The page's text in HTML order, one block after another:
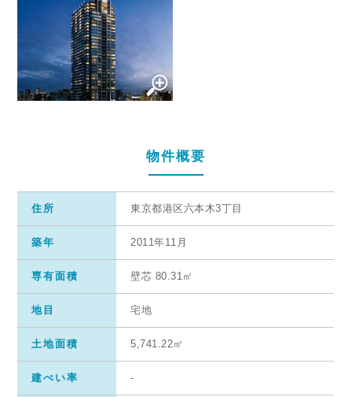
物件概要
住所 東京都港区六本木3丁目
築年 2011年11月
専有面積 壁芯 80.31㎡
地目 宅地
土地面積 5,741.22㎡
建ぺい率 -